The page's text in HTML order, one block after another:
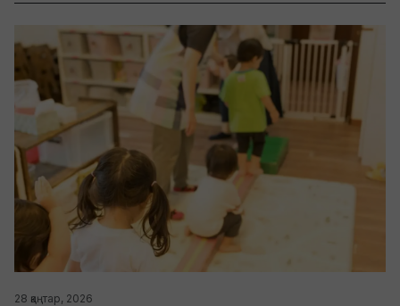
28 қаңтар, 2026